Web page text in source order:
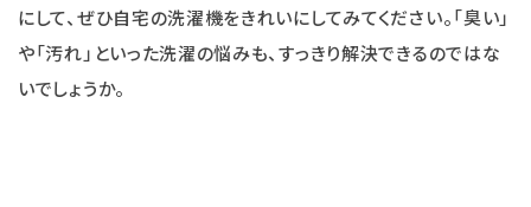
にして、ぜひ自宅の洗濯機をきれいにしてみてください。「臭い」
や「汚れ」といった洗濯の悩みも、すっきり解決できるのではな
いでしょうか。